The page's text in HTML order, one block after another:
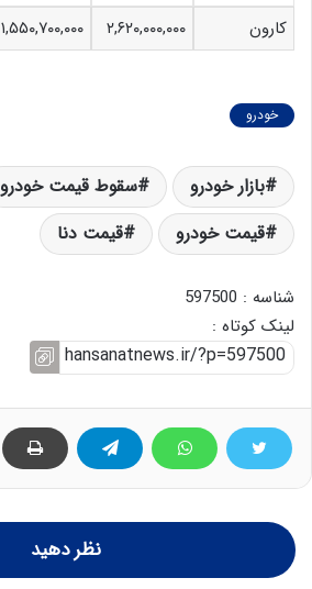
کارون ۲,۶۲۰,۰۰۰,۰۰۰ ۱,۵۵۰,۷۰۰,۰۰۰
خودرو
بازار خودرو
سقوط قیمت خودرو
قیمت خودرو
قیمت دنا
شناسه : 597500
لینک کوتاه :
نظر دهید